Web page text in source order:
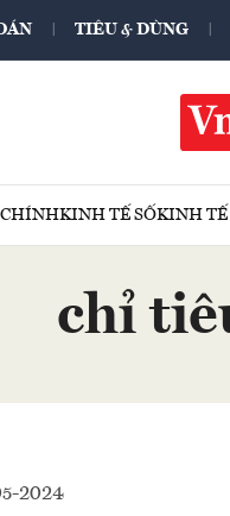
TIÊU & DÙNG
KINH TẾ SỐKINH
chỉ
2024